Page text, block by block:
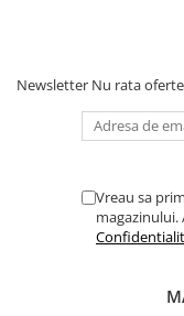
Newsletter Nu rata
Vreau sa
magazinului.